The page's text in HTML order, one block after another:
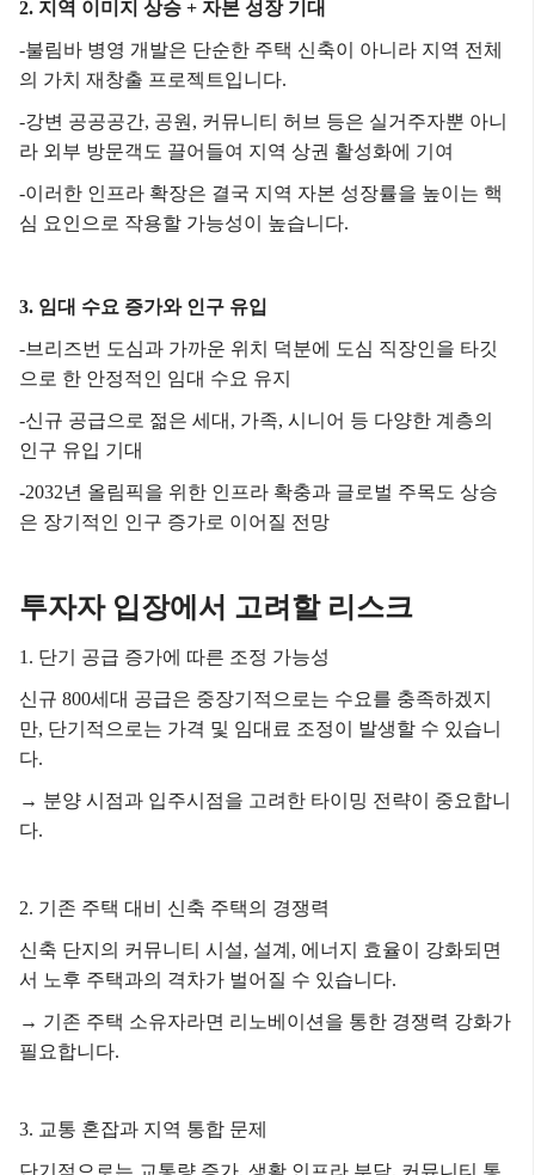
2. 지역 이미지 상승 + 자본 성장 기대
-불림바 병영 개발은 단순한 주택 신축이 아니라 지역 전체
의 가치 재창출 프로젝트입니다.
-강변 공공공간, 공원, 커뮤니티 허브 등은 실거주자뿐 아니
라 외부 방문객도 끌어들여 지역 상권 활성화에 기여
-이러한 인프라 확장은 결국 지역 자본 성장률을 높이는 핵
심 요인으로 작용할 가능성이 높습니다.
3. 임대 수요 증가와 인구 유입
-브리즈번 도심과 가까운 위치 덕분에 도심 직장인을 타깃
으로 한 안정적인 임대 수요 유지
-신규 공급으로 젊은 세대, 가족, 시니어 등 다양한 계층의
인구 유입 기대
-2032년 올림픽을 위한 인프라 확충과 글로벌 주목도 상승
은 장기적인 인구 증가로 이어질 전망
투자자 입장에서 고려할 리스크
1. 단기 공급 증가에 따른 조정 가능성
신규 800세대 공급은 중장기적으로는 수요를 충족하겠지
만, 단기적으로는 가격 및 임대료 조정이 발생할 수 있습니
다.
→ 분양 시점과 입주시점을 고려한 타이밍 전략이 중요합니
다.
2. 기존 주택 대비 신축 주택의 경쟁력
신축 단지의 커뮤니티 시설, 설계, 에너지 효율이 강화되면
서 노후 주택과의 격차가 벌어질 수 있습니다.
→ 기존 주택 소유자라면 리노베이션을 통한 경쟁력 강화가
필요합니다.
3. 교통 혼잡과 지역 통합 문제
단기적으로는 교통량 증가, 생활 인프라 부담, 커뮤니티 통